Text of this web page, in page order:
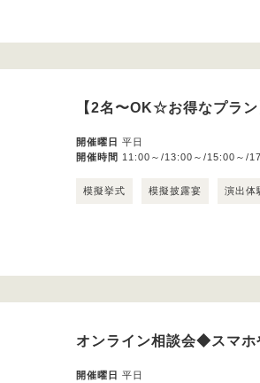
【2名〜OK☆お得なプラ
開催曜日 平日
開催時間 11:00～/13:00～/15:00～/
模擬挙式 模擬披露宴 演出体
オンライン相談会◆スマ
開催曜日 平日